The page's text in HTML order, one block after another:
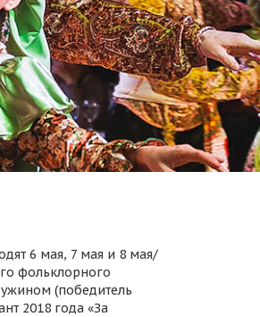
6 мая, 7 мая и 8 мая/
фольклорного
(победитель
2018 года «За